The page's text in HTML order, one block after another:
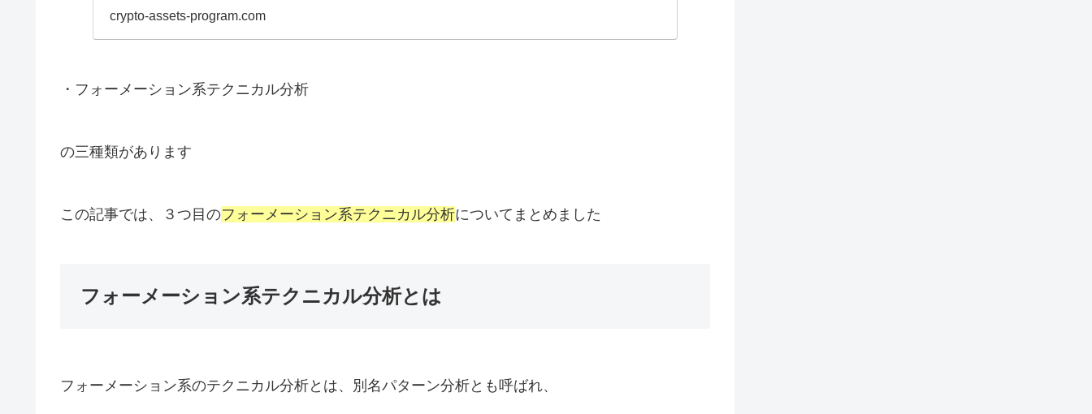
目のオシレータ系テクニカル...
crypto-assets-program.com
・フォーメーション系テクニカル分析
の三種類があります
この記事では、３つ目のフォーメーション系テクニカル分析についてまとめました
フォーメーション系テクニカル分析とは
フォーメーション系のテクニカル分析とは、別名パターン分析とも呼ばれ、